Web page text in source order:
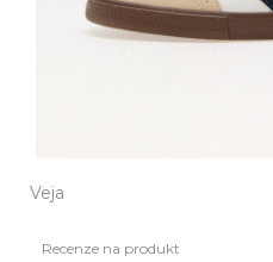
Veja
Recenze na produkt